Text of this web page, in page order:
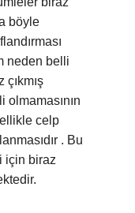
böyle
neden belli
çıkmış
celp
. Bu
için biraz